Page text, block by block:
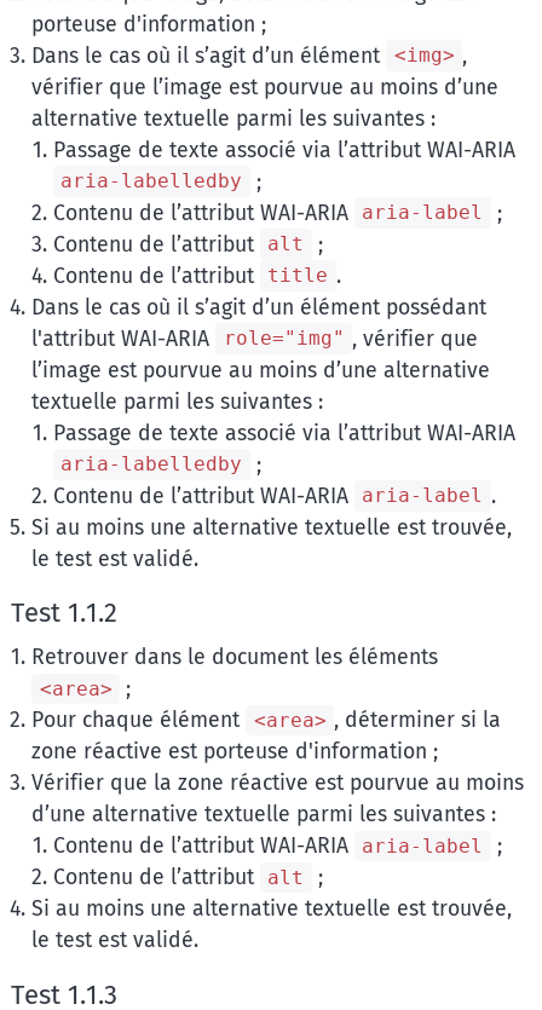
porteuse d'information ;
Dans le cas où il s’agit d’un élément <img> ,
vérifier que l’image est pourvue au moins d’une
alternative textuelle parmi les suivantes :
Passage de texte associé via l’attribut WAI-ARIA
aria-labelledby
;
Contenu de l’attribut WAI-ARIA
aria-label
;
Contenu de l’attribut alt
;
Contenu de l’attribut title .
Dans le cas où il s’agit d’un élément possédant
l'attribut WAI-ARIA
role="img" , vérifier que
l’image est pourvue au moins d’une alternative
textuelle parmi les suivantes :
Passage de texte associé via l’attribut WAI-ARIA
aria-labelledby
;
Contenu de l’attribut WAI-ARIA
aria-label .
Si au moins une alternative textuelle est trouvée,
le test est validé.
Test 1.1.2
Retrouver dans le document les éléments
<area>
;
Pour chaque élément <area> , déterminer si la
zone réactive est porteuse d'information ;
Vérifier que la zone réactive est pourvue au moins
d’une alternative textuelle parmi les suivantes :
Contenu de l’attribut WAI-ARIA
aria-label
;
Contenu de l’attribut alt
;
Si au moins une alternative textuelle est trouvée,
le test est validé.
Test 1.1.3